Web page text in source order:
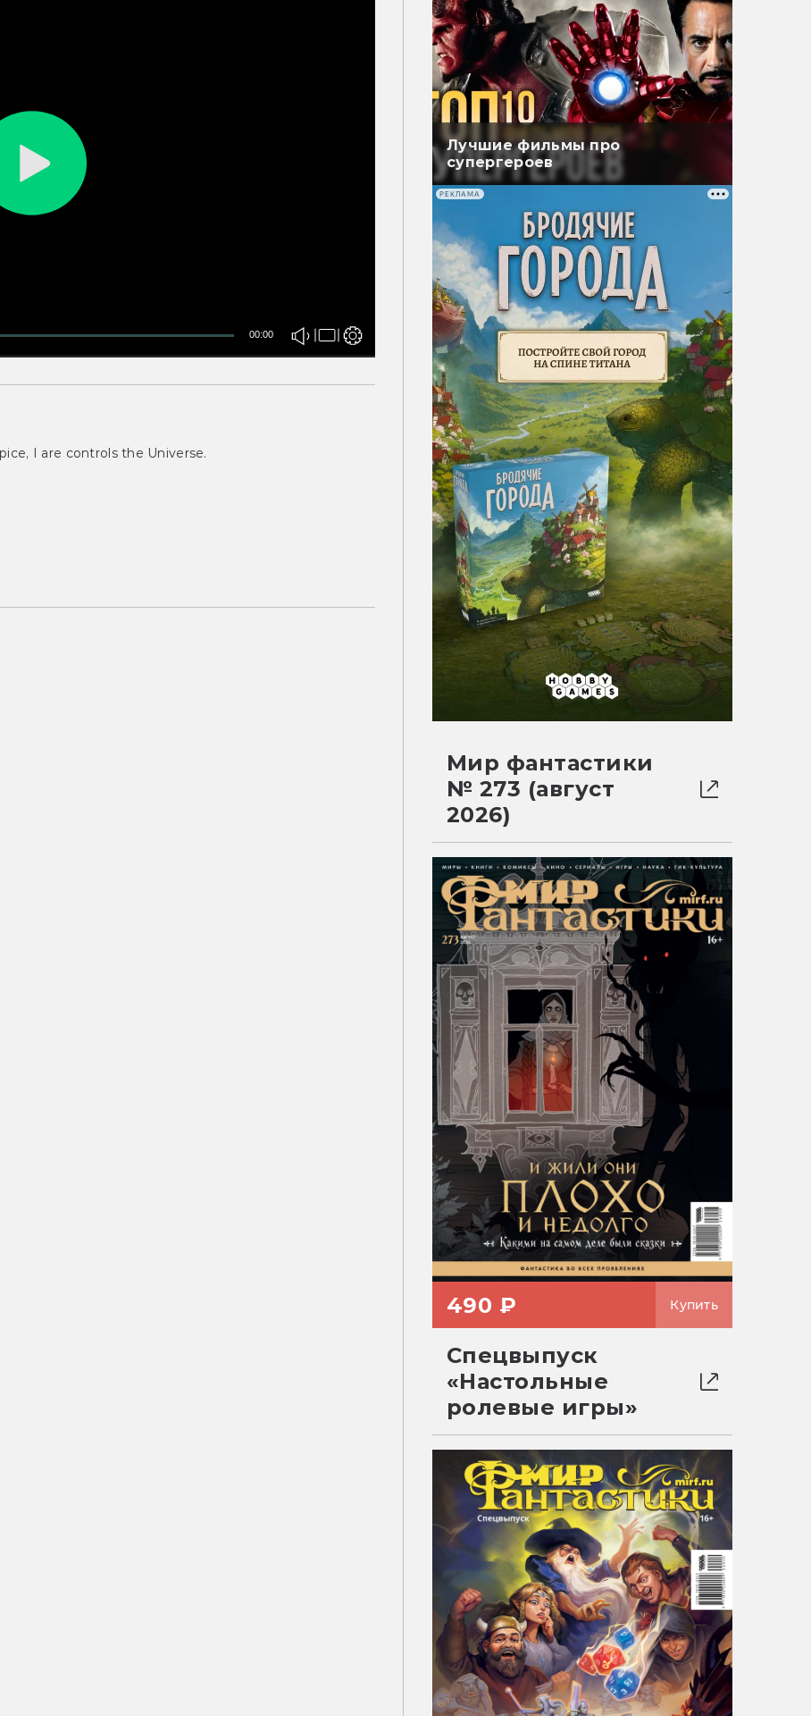
00:00
I are controls the Universe.
Лучшие фильмы про
супергероев
РЕКЛАМА
Мир фантастики
№ 273 (август
2026)
490 ₽ Купить
Спецвыпуск
«Настольные
ролевые игры»